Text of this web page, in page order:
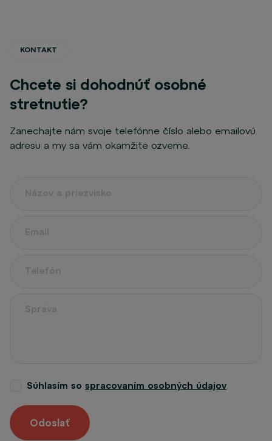
KONTAKT
Chcete si dohodnúť osobné
stretnutie?
Zanechajte nám svoje telefónne číslo alebo emailovú
adresu a my sa vám okamžite ozveme.
Odoslať
Súhlasím so spracovaním osobných údajov